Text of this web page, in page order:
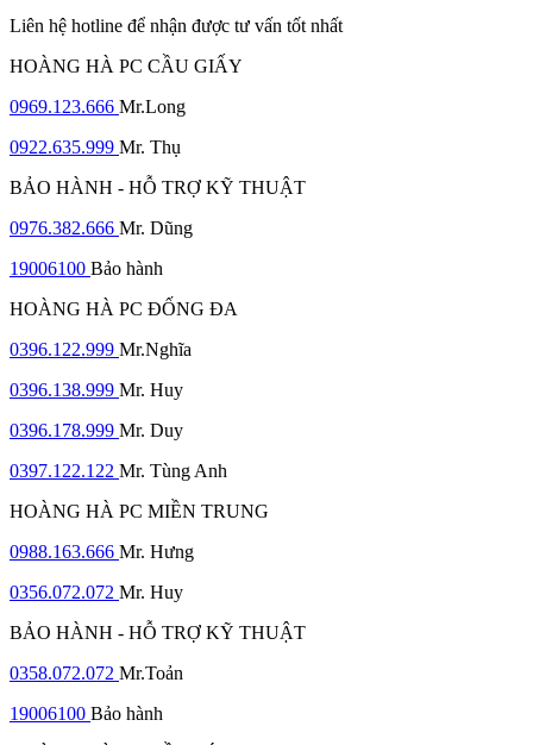
Liên hệ hotline để nhận được tư vấn tốt nhất
HOÀNG HÀ PC CẦU GIẤY
0969.123.666 Mr.Long
0922.635.999 Mr. Thụ
BẢO HÀNH - HỖ TRỢ KỸ THUẬT
0976.382.666 Mr. Dũng
19006100 Bảo hành
HOÀNG HÀ PC ĐỐNG ĐA
0396.122.999 Mr.Nghĩa
0396.138.999 Mr. Huy
0396.178.999 Mr. Duy
0397.122.122 Mr. Tùng Anh
HOÀNG HÀ PC MIỀN TRUNG
0988.163.666 Mr. Hưng
0356.072.072 Mr. Huy
BẢO HÀNH - HỖ TRỢ KỸ THUẬT
0358.072.072 Mr.Toản
19006100 Bảo hành